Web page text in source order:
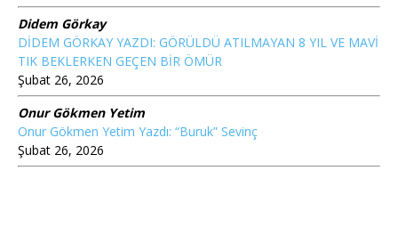
Didem Görkay
DİDEM GÖRKAY YAZDI: GÖRÜLDÜ ATILMAYAN 8 YIL VE MAVİ
TIK BEKLERKEN GEÇEN BİR ÖMÜR
Şubat 26, 2026
Onur Gökmen Yetim
Onur Gökmen Yetim Yazdı: “Buruk” Sevinç
Şubat 26, 2026